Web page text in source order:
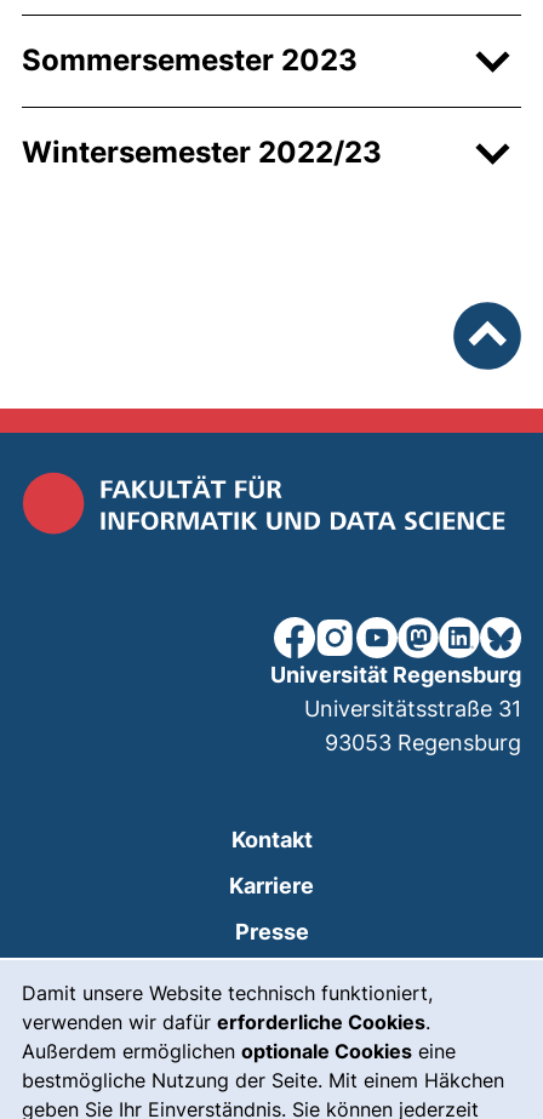
Damit unsere Website technisch funktioniert,
verwenden wir dafür erforderliche Cookies.
Außerdem ermöglichen optionale Cookies eine
bestmögliche Nutzung der Seite. Mit einem Häkchen
geben Sie Ihr Einverständnis. Sie können jederzeit
Sommersemester 2023
Wintersemester 2022/23
unsere Facebook-Seite
unsere Instagram-
unsere YouTube-
unsereunsere
Kontakt
Karriere
Presse
Leichte Sprache
Gebärdensprache
Universität Regensburg
Universitätsstraße 31
93053 Regensburg